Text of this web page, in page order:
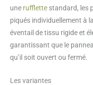
une rufflette standard, les
piqués individuellement à la
éventail de tissu rigide et
garantissant que le
qu’il soit ouvert ou fermé.
Les variantes